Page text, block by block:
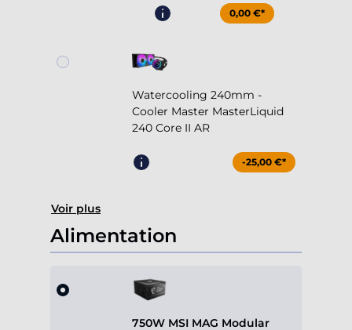
0,00 €*
Watercooling 240mm -
Cooler Master MasterLiquid
240 Core II AR
-25,00 €*
Voir plus
Alimentation
750W MSI MAG Modular